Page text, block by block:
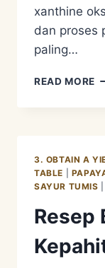
xanthine
dan proses
paling…
READ MORE
3. OBTAIN A
TABLE
SAYUR TUMIS
Resep